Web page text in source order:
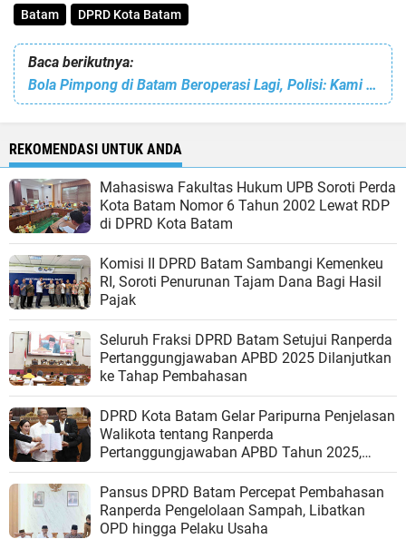
Batam DPRD Kota Batam
Baca berikutnya:
Bola Pimpong di Batam Beroperasi Lagi, Polisi: Kami Akan Turun dan Lidik
REKOMENDASI UNTUK ANDA
Mahasiswa Fakultas Hukum UPB Soroti Perda
Kota Batam Nomor 6 Tahun 2002 Lewat RDP
di DPRD Kota Batam
Komisi II DPRD Batam Sambangi Kemenkeu
RI, Soroti Penurunan Tajam Dana Bagi Hasil
Pajak
Seluruh Fraksi DPRD Batam Setujui Ranperda
Pertanggungjawaban APBD 2025 Dilanjutkan
ke Tahap Pembahasan
DPRD Kota Batam Gelar Paripurna Penjelasan
Walikota tentang Ranperda
Pertanggungjawaban APBD Tahun 2025,
Apresiasi Pemko Raih WTP ke-14 Berturut-
turut
Pansus DPRD Batam Percepat Pembahasan
Ranperda Pengelolaan Sampah, Libatkan
OPD hingga Pelaku Usaha